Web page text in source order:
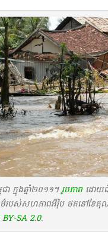
ា ក្នុងឆ្នាំ២០១១។រូបភាពដោយ
បស់សហភាពអឺរ៉ុប ថតនៅខែតុល
BY-SA 2.0.